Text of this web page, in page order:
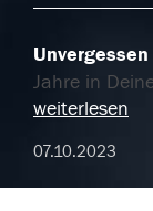
Unvergessen
Jahre in
weiterlesen
07.10.2023